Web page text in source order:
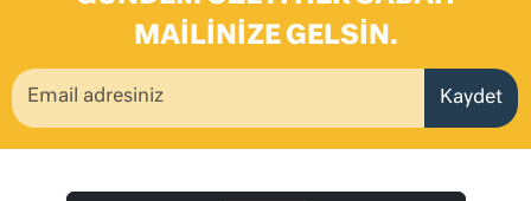
MAILINIZE GELSIN.
Kaydet